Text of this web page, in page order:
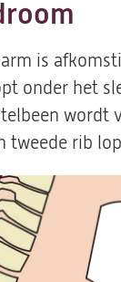
is
onder het
wordt
tweede rib